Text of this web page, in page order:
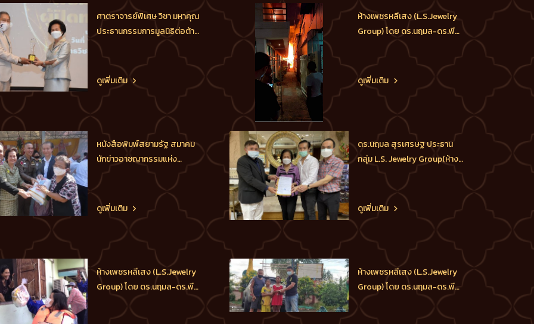
โดยมอบมอบหมายให้ทีมงาน รับ
ร่างผู้เสียชีวิตจากบ้
ดร.พีรวัฒน์-ดร.ธัชวิน สุร
เศรษฐ M.D.L.S.Jew
ศาตราจารย์พิเศษ วิชา มหาคุณ
ประธานกรรมการมูลนิธิต่อต้าน
การทุจริต เป็นประธานมอบ
รางวัล “ผู้ปิดทองหลังพระ”
ประจำปี 2564 แก่ พล.ต.อ.สุ
วัฒน์ แจ้งยอดสุข ผู้บัญชาการ
ตำรวจแห่งชาติ, ดร.นฤมล สุร
เศรษฐ ประธานกรรมการ
L.S.Jewelry Group,
ศาสตราจารย์นายแพทย์ ยง ภู่
วรวรรณ
ดูเพิ่มเติม
ห้างเพชรหลีเสง (L.S.Jewelry
Group) โดย ดร.นฤมล-ดร.พีร
วัฒน์-ดร.ธัชวิน สุรเศรษฐ
M.D.L.S.Jewelry Group (ห้าง
เพชรหลีเสง), ประธาน
กต.ตร.กทม.(ภาคประชาชน),
ประธานกต.ตร.บก.น.1, ประธาน
กต.ตร.บก.สายตรวจและปฏิบัติ
การพิเศษ(191), ประธาน
กต.ตร.สน.ชนะสงคราม
สนับสนุนอุปกรณ์
ดูเพิ่มเติม
หนังสือพิมพ์สยามรัฐ สมาคม
นักข่าวอาชญากรรมแห่ง
ประเทศไทย จัดงานมอบรางวัล
“ผู้ปิดทองหลังพระ ประจำปี
2564” มีผู้ได้รับรางวัลคือ
พล.ต.อ.สุวัฒน์ แจ้งยอดสุข ผู้
บัญชาการตำรวจแห่งชาติ เป็น
นายตำรวจที่โปร่งใส ซื่อสัตย์
และเป็นที่พึ่งของตำรวจอย่าง
แท้จริง, ดร.นฤมล สุร
ดูเพิ่มเติม
ดร.นฤมล สุรเศรษฐ ประธาน
กลุ่ม L.S. Jewelry Group(ห้าง
เพชรหลีเสง) ได้รับรางวัลผู้ปิด
ทองหลังพระ ประจำปี 2564
จาก ท่านศาสตราจารย์พิเศษ
วิชา มหาคุณ โดยมี ท่านสุทิน
บัวตูม (เลขาท่านศาสตราจารย์
พิเศษวิชา มหาคุณ) เป็นผู้เชิญ
หนังสือรับรางวัล พร้อมด้วย
ดร.พีรวัฒน์-ด
ดูเพิ่มเติม
ห้างเพชรหลีเสง (L.S.Jewelry
Group) โดย ดร.นฤมล-ดร.พีร
วัฒน์-ดร.ธัชวิน สุรเศรษฐ
M.D.L.S.Jewelry Group (ห้าง
ห้างเพชรหลีเสง (L.S.Jewelry
Group) โดย ดร.นฤมล-ดร.พีร
วัฒน์-ดร.ธัชวิน สุรเศรษฐ
M.D.L.S.Jewelry Group (ห้าง